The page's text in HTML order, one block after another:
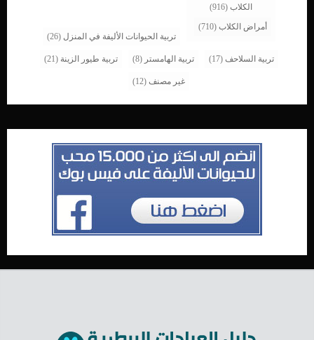
الكلاب (916)
أمراض الكلاب (710)
تربية الحيوانات الأليفة في المنزل (26)
تربية السلاحف (17) تربية الهامستر (8) تربية طيور الزينة (21)
غير مصنف (12)